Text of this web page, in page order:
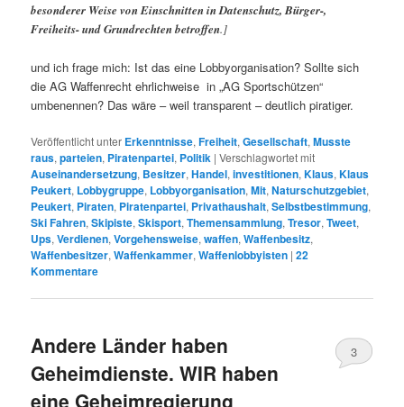
besonderer Weise von Einschnitten in Datenschutz, Bürger-,
Freiheits- und Grundrechten betroffen.]
und ich frage mich: Ist das eine Lobbyorganisation? Sollte sich
die AG Waffenrecht ehrlichweise in „AG Sportschützen“
umbenennen? Das wäre – weil transparent – deutlich piratiger.
Veröffentlicht unter Erkenntnisse,Freiheit,Gesellschaft,Musste
raus,parteien, Piratenpartei, Politik |Verschlagwortet mit
Auseinandersetzung, Besitzer,Handel,investitionen,Klaus,Klaus
Peukert, Lobbygruppe, Lobbyorganisation,Mit,Naturschutzgebiet,
Peukert, Piraten, Piratenpartei, Privathaushalt,Selbstbestimmung,
Ski Fahren,Skipiste,Skisport,Themensammlung,Tresor,Tweet,
Ups,Verdienen,Vorgehensweise,waffen,Waffenbesitz,
Waffenbesitzer,Waffenkammer,Waffenlobbyisten |22
Kommentare
Andere Länder haben
Geheimdienste. WIR haben
eine Geheimregierung
3